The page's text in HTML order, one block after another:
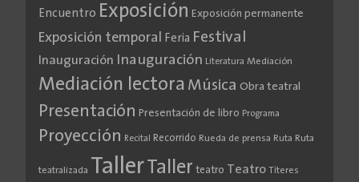
Encuentro Exposición Exposición permanente
Exposición temporal Feria Festival
Inauguración Inauguración Literatura Mediación
Mediación lectora Música Obra teatral
Presentación Presentación de libro Programa
Proyección Recital Recorrido Rueda de prensa Ruta Ruta
teatralizada TallerTaller teatro Teatro Títeres